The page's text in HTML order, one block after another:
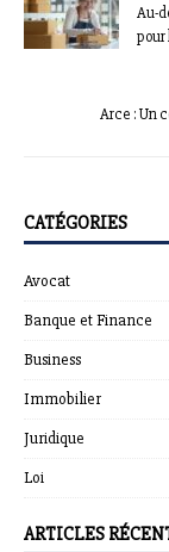
Au-
pour
Arce : Un
CATÉGORIES
Avocat
Banque et Finance
Business
Immobilier
Juridique
Loi
ARTICLES